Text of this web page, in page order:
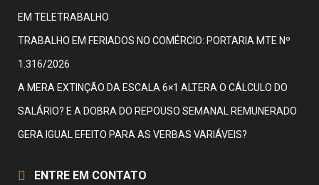
EM TELETRABALHO
TRABALHO EM FERIADOS NO COMÉRCIO: PORTARIA MTE Nº
1.316/2026
A MERA EXTINÇÃO DA ESCALA 6×1 ALTERA O CÁLCULO DO
SALÁRIO? E A DOBRA DO REPOUSO SEMANAL REMUNERADO
GERA IGUAL EFEITO PARA AS VERBAS VARIÁVEIS?
ENTRE EM CONTATO